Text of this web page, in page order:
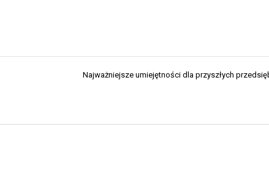
Najważniejsze umiejętności dla przyszłych